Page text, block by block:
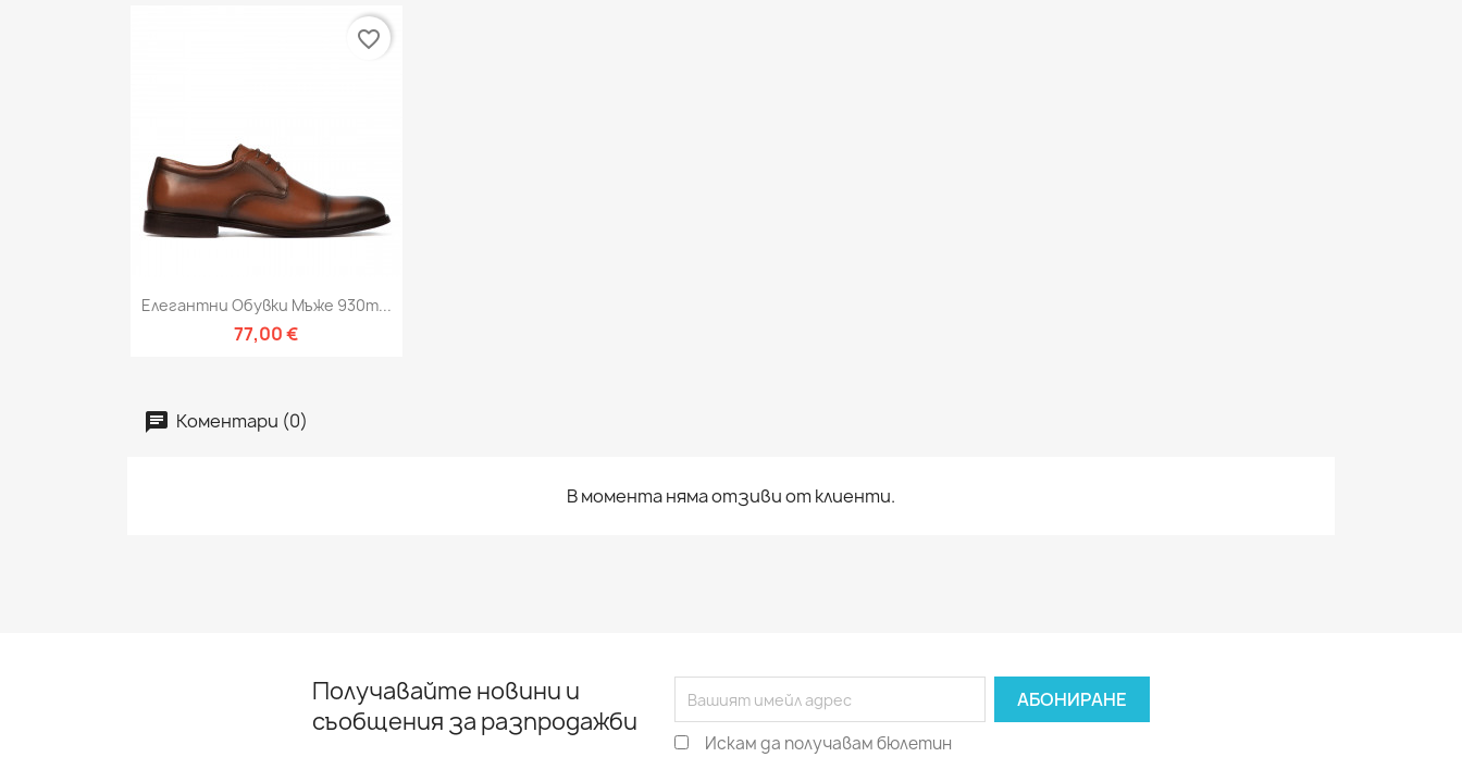
Бърз преглед
Елегантни Обувки Мъже 930m...
77,00 €
favorite_border
Коментари (0)
В момента няма отзиви от клиенти.
Получавайте новини и
съобщения за разпродажби
Искам да получавам бюлетин